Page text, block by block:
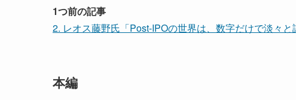
1つ前の記事
2. レオス藤野氏「Post-IPOの世界は、数字だけで淡々と
本編